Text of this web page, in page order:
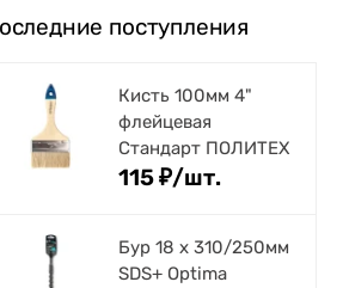
поступления
Кисть 100мм 4"
флейцевая
Стандарт ПОЛИТЕХ
115₽/шт.
Бур 18 х 310/250мм
SDS+ Optima